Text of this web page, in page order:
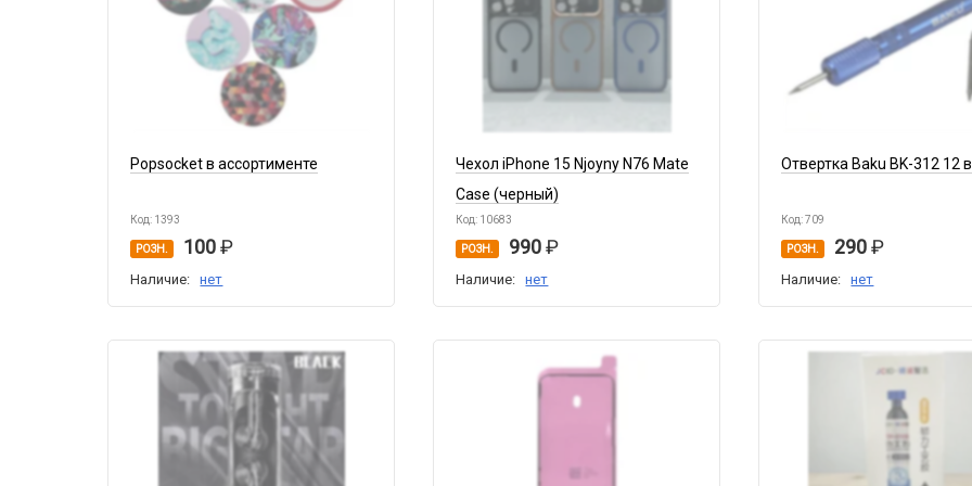
Popsocket в ассортименте
Код: 1393
РОЗН. 100
Наличие: нет
Чехол iPhone 15 Njoyny N76 Mate
Case (черный)
Код: 10683
РОЗН. 990
Наличие: нет
Отвертка Baku BK-312 12
Код: 709
РОЗН. 290
Наличие: нет